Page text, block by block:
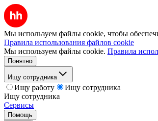
Мы используем файлы cookie, чтобы
Правила использования файлов cookie
Мы используем файлы cookie. Правила
Понятно
Ищу сотрудника
Ищу работу
Ищу сотрудника
Ищу сотрудника
Сервисы
Помощь